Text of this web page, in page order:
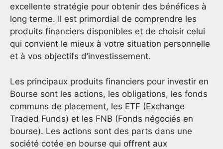
excellente stratégie pour obtenir des bénéfices à
long terme. Il est primordial de comprendre les
produits financiers disponibles et de choisir celui
qui convient le mieux à votre situation personnelle
et à vos objectifs d’investissement.
Les principaux produits financiers pour investir en
Bourse sont les actions, les obligations, les fonds
communs de placement, les ETF (Exchange
Traded Funds) et les FNB (Fonds négociés en
bourse). Les actions sont des parts dans une
société cotée en bourse qui offrent aux